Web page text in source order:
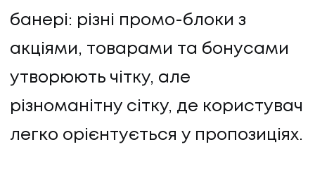
банері: різні промо-блоки з
акціями, товарами та бонусами
утворюють чітку, але
різноманітну сітку, де користувач
легко орієнтується у пропозиціях.